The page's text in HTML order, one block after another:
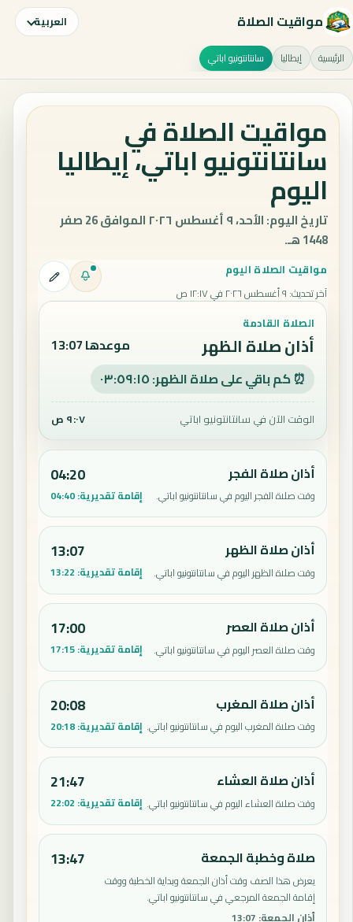
مواقيت الصلاة العربية
الرئيسية إيطاليا سانتانتونيو اباتي
مواقيت الصلاة في
سانتانتونيو اباتي، إيطاليا
اليوم
تاريخ اليوم: الأحد، ٩ أغسطس ٢٠٢٦ الموافق 26 صفر
1448 هـ.
مواقيت الصلاة اليوم
آخر تحديث: ٩ أغسطس ٢٠٢٦ في ١٢:١٧ ص
الصلاة القادمة
أذان صلاة الظهر موعدها 13:07
⏰ كم باقي على صلاة الظهر: ٠٣:٥٩:١٤
الوقت الآن في سانتانتونيو اباتي ٩:٠٧ ص
أذان صلاة الفجر
وقت صلاة الفجر اليوم في سانتانتونيو اباتي.
04:20
إقامة تقديرية:04:40
أذان صلاة الظهر
وقت صلاة الظهر اليوم في سانتانتونيو اباتي.
13:07
إقامة تقديرية: 13:22
أذان صلاة العصر
وقت صلاة العصر اليوم في سانتانتونيو اباتي.
17:00
إقامة تقديرية:17:15
أذان صلاة المغرب
وقت صلاة المغرب اليوم في سانتانتونيو اباتي.
20:08
إقامة تقديرية:20:18
أذان صلاة العشاء
وقت صلاة العشاء اليوم في سانتانتونيو اباتي.
21:47
إقامة تقديرية: 22:02
صلاة وخطبة الجمعة
يعرض هذا الصف وقت أذان الجمعة وبداية الخطبة ووقت
إقامة الجمعة المرجعي في سانتانتونيو اباتي.
أذان الجمعة:
13:07
13:47